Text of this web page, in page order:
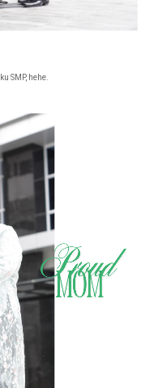
SMP, hehe.